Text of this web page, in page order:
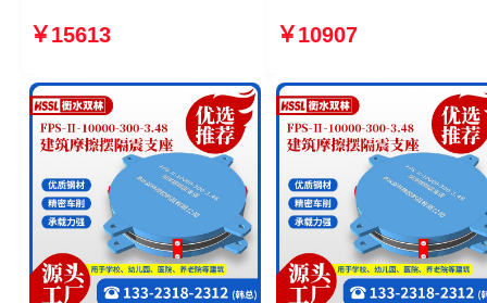
3000-300-3.48源头工厂 FPS-
￥15613
擦摆支座-15.0ZX支座的生
8000-300-3.48
￥10907